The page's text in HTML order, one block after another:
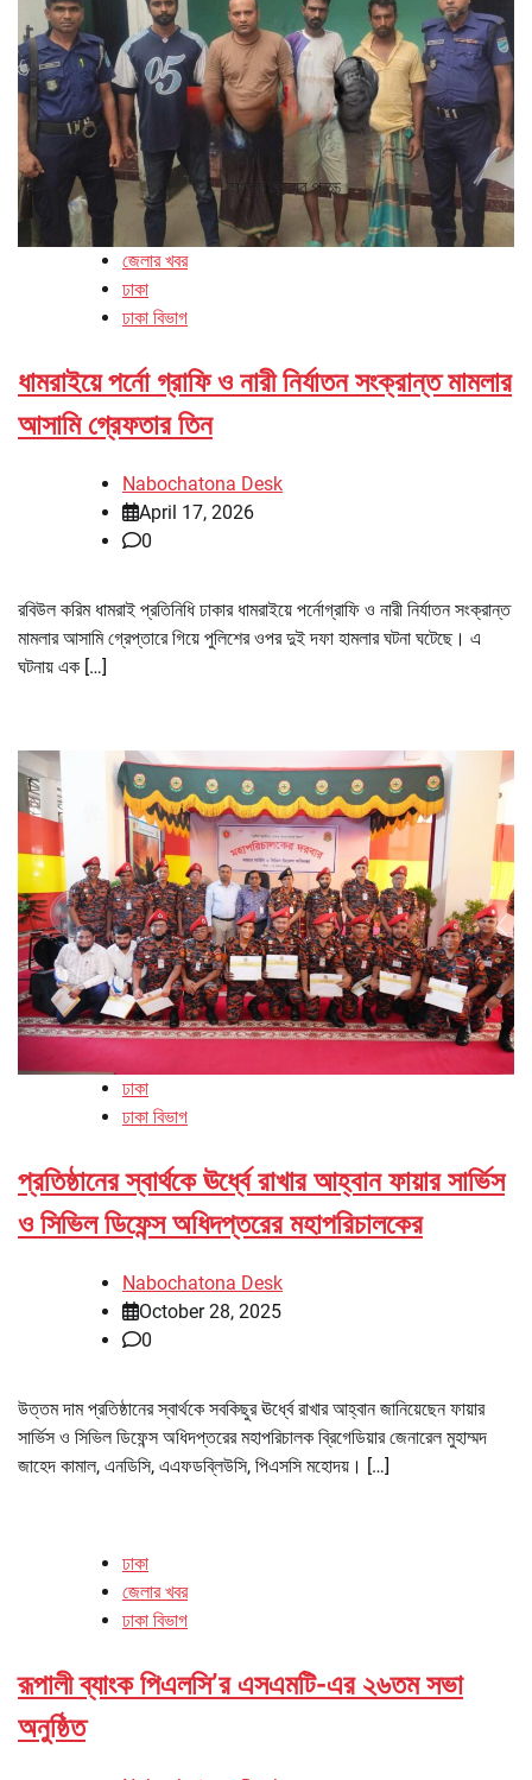
জেলার খবর
ঢাকা
ঢাকা বিভাগ
ধামরাইয়ে পর্নো গ্রাফি ও নারী নির্যাতন সংক্রান্ত মামলার
আসামি গ্রেফতার তিন
Nabochatona Desk
April 17, 2026
0
রবিউল করিম ধামরাই প্রতিনিধি ঢাকার ধামরাইয়ে পর্নোগ্রাফি ও নারী নির্যাতন সংক্রান্ত
মামলার আসামি গ্রেপ্তারে গিয়ে পুলিশের ওপর দুই দফা হামলার ঘটনা ঘটেছে। এ
ঘটনায় এক […]
ঢাকা
ঢাকা বিভাগ
প্রতিষ্ঠানের স্বার্থকে ঊর্ধ্বে রাখার আহ্বান ফায়ার সার্ভিস
ও সিভিল ডিফেন্স অধিদপ্তরের মহাপরিচালকের
Nabochatona Desk
October 28, 2025
0
উত্তম দাম প্রতিষ্ঠানের স্বার্থকে সবকিছুর ঊর্ধ্বে রাখার আহ্বান জানিয়েছেন ফায়ার
সার্ভিস ও সিভিল ডিফেন্স অধিদপ্তরের মহাপরিচালক ব্রিগেডিয়ার জেনারেল মুহাম্মদ
জাহেদ কামাল, এনডিসি, এএফডব্লিউসি, পিএসসি মহোদয়। […]
ঢাকা
জেলার খবর
ঢাকা বিভাগ
রূপালী ব্যাংক পিএলসি’র এসএমটি-এর ২৬তম সভা
অনুষ্ঠিত